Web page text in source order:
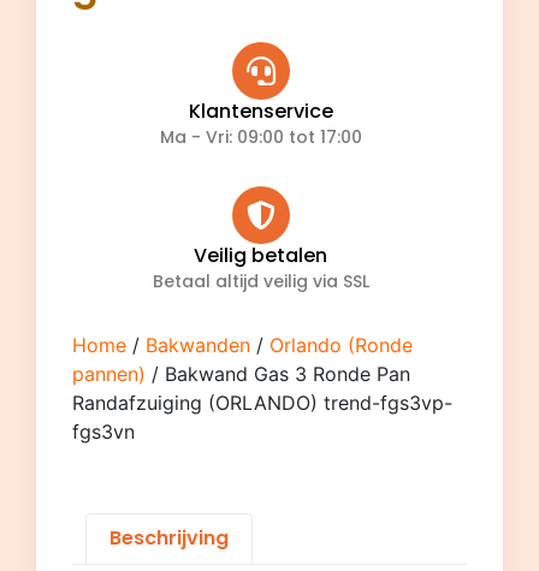
Klantenservice
Ma - Vri: 09:00 tot 17:00
Veilig betalen
Betaal altijd veilig via SSL
Home / Bakwanden / Orlando (Ronde
pannen) / Bakwand Gas 3 Ronde Pan
Randafzuiging (ORLANDO) trend-fgs3vp-
fgs3vn
Beschrijving